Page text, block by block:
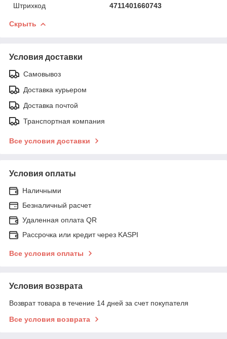
Штрихкод
4711401660743
Скрыть
Условия доставки
Самовывоз
Доставка курьером
Доставка почтой
Транспортная компания
Все условия доставки
Условия оплаты
Наличными
Безналичный расчет
Удаленная оплата QR
Рассрочка или кредит через KASPI
Все условия оплаты
Условия возврата
Возврат товара в течение 14 дней за счет покупателя
Все условия возврата